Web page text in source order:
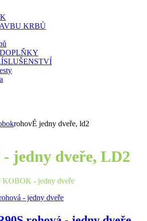
KRBŮ
rohovÉ jedny dveře, ld2
jedny dveře, LD2
KOBOK - jedny dveře